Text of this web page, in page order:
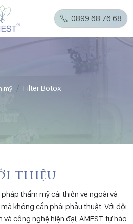
0899 68 76 68
mỹ Filter Botox
thiệu
thẩm mỹ cải thiện vẻ ngoài và
không cần phải phẫu thuật. Với đội
công nghệ hiện đại, AMEST tự hào